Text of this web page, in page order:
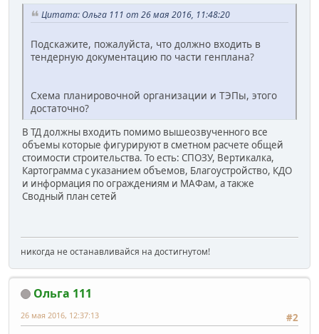
Цитата: Ольга 111 от 26 мая 2016, 11:48:20
Подскажите, пожалуйста, что должно входить в
тендерную документацию по части генплана?
Схема планировочной организации и ТЭПы, этого
достаточно?
В ТД должны входить помимо вышеозвученного все
объемы которые фигурируют в сметном расчете общей
стоимости строительства. То есть: СПОЗУ, Вертикалка,
Картограмма с указанием объемов, Благоустройство, КДО
и информация по ограждениям и МАФам, а также
Сводный план сетей
никогда не останавливайся на достигнутом!
Ольга 111
#2
26 мая 2016, 12:37:13